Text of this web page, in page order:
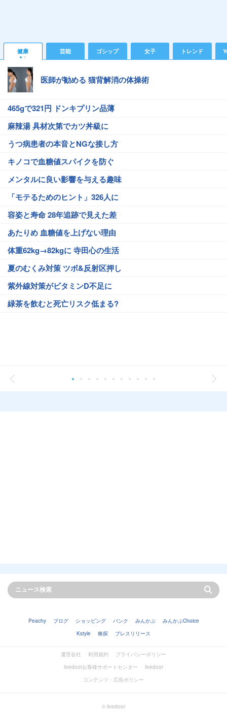
健康 芸能 ゴシップ 女子 トレンド
医師が勧める 猫背解消の体操術
465gで321円 ドンキプリン品薄
麻辣湯 具材次第でカツ丼級に
うつ病患者の本音とNGな接し方
キノコで血糖値スパイクを防ぐ
メンタルに良い影響を与える趣味
「モテるためのヒント」326人に
容姿と寿命 28年追跡で見えた差
あたりめ 血糖値を上げない理由
体重62kg→82kgに 寺田心の生活
夏のむくみ対策 ツボ&反射区押し
紫外線対策がビタミンD不足に
緑茶を飲むと死亡リスク低まる?
Peachy ブログ ショッピング バンク みんかぶ
みんかぶChoice
Kstyle
株探 プレスリリース
運営会社 利用規約
プライバシーポリシー
livedoorお客様サポートセンター
livedoor
コンテンツ・広告ポリシー
© livedoor